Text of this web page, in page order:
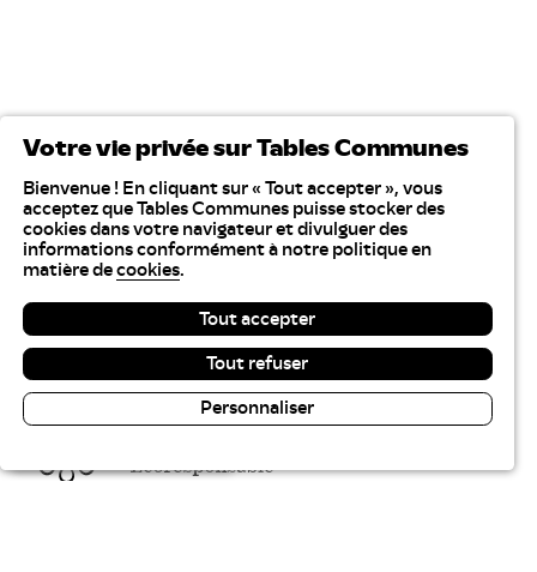
Votre vie privée sur Tables Communes
Bienvenue ! En cliquant sur « Tout accepter », vous
acceptez que Tables Communes puisse stocker des
cookies dans votre navigateur et divulguer des
informations conformément à notre politique en
matière de cookies.
Tout accepter
Tout refuser
Personnaliser